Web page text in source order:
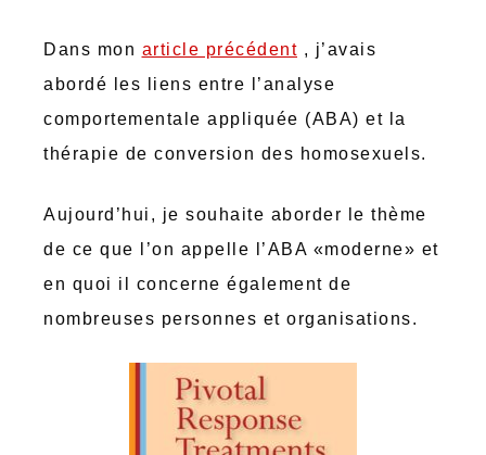
Dans mon article précédent , j’avais
abordé les liens entre l’analyse
comportementale appliquée (ABA) et la
thérapie de conversion des homosexuels.
Aujourd’hui, je souhaite aborder le thème
de ce que l’on appelle l’ABA «moderne» et
en quoi il concerne également de
nombreuses personnes et organisations.